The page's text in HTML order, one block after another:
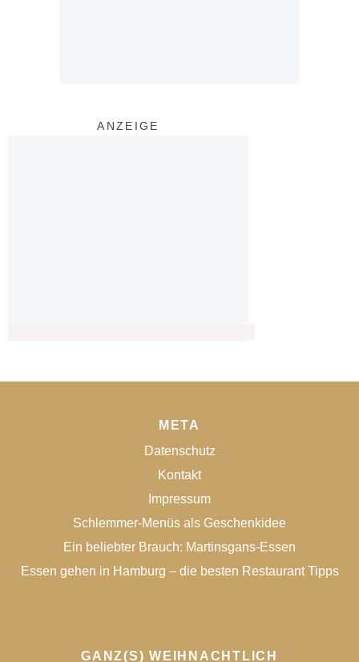
ANZEIGE
META
Datenschutz
Kontakt
Impressum
Schlemmer-Menüs als Geschenkidee
Ein beliebter Brauch: Martinsgans-Essen
Essen gehen in Hamburg – die besten Restaurant Tipps
GANZ(S) WEIHNACHTLICH